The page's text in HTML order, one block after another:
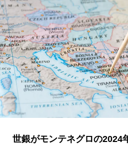
世銀がモンテネグロの2024